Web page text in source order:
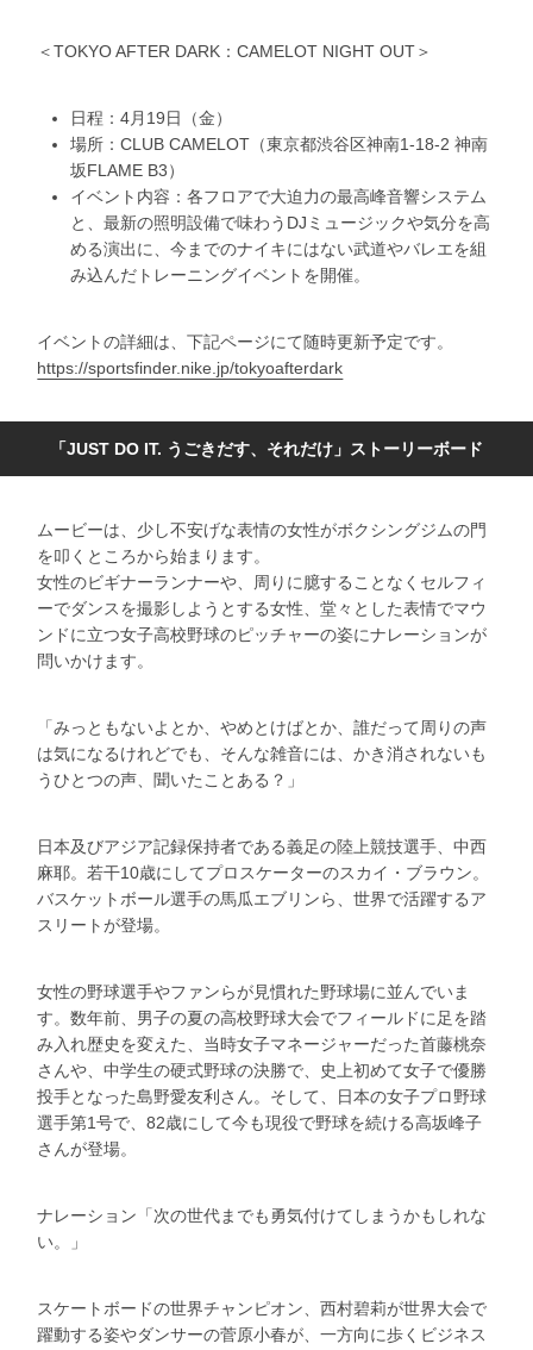
＜TOKYO AFTER DARK：CAMELOT NIGHT OUT＞
日程：4月19日（金）
場所：CLUB CAMELOT（東京都渋谷区神南1-18-2 神南
坂FLAME B3）
イベント内容：各フロアで大迫力の最高峰音響システム
と、最新の照明設備で味わうDJミュージックや気分を高
める演出に、今までのナイキにはない武道やバレエを組
み込んだトレーニングイベントを開催。
イベントの詳細は、下記ページにて随時更新予定です。
https://sportsfinder.nike.jp/tokyoafterdark
「JUST DO IT. うごきだす、それだけ」ストーリーボード
ムービーは、少し不安げな表情の女性がボクシングジムの門
を叩くところから始まります。
女性のビギナーランナーや、周りに臆することなくセルフィ
ーでダンスを撮影しようとする女性、堂々とした表情でマウ
ンドに立つ女子高校野球のピッチャーの姿にナレーションが
問いかけます。
「みっともないよとか、やめとけばとか、誰だって周りの声
は気になるけれどでも、そんな雑音には、かき消されないも
うひとつの声、聞いたことある？」
日本及びアジア記録保持者である義足の陸上競技選手、中西
麻耶。若干10歳にしてプロスケーターのスカイ・ブラウン。
バスケットボール選手の馬瓜エブリンら、世界で活躍するア
スリートが登場。
女性の野球選手やファンらが見慣れた野球場に並んでいま
す。数年前、男子の夏の高校野球大会でフィールドに足を踏
み入れ歴史を変えた、当時女子マネージャーだった首藤桃奈
さんや、中学生の硬式野球の決勝で、史上初めて女子で優勝
投手となった島野愛友利さん。そして、日本の女子プロ野球
選手第1号で、82歳にして今も現役で野球を続ける高坂峰子
さんが登場。
ナレーション「次の世代までも勇気付けてしまうかもしれな
い。」
スケートボードの世界チャンピオン、西村碧莉が世界大会で
躍動する姿やダンサーの菅原小春が、一方向に歩くビジネス